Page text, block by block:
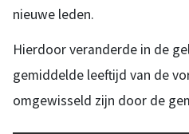
nieuwe leden.
Hierdoor veranderde in de
gemiddelde leeftijd van de
omgewisseld zijn door de